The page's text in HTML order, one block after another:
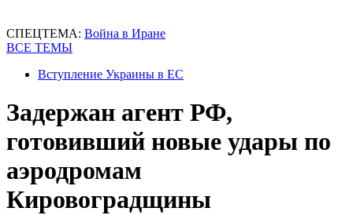
СПЕЦТЕМА: Война в Иране
ВСЕ ТЕМЫ
Вступление Украины в ЕС
Задержан агент РФ,
готовивший новые удары по
аэродромам
Кировоградщины